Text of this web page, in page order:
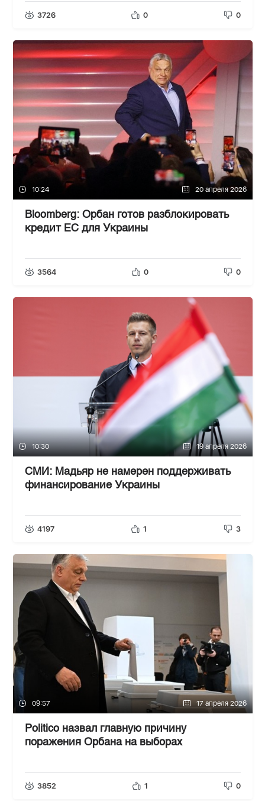
3726 0 0
10:24 20 апреля 2026
Bloomberg: Орбан готов разблокировать
кредит ЕС для Украины
3564 0 0
10:30 19 апреля 2026
СМИ: Мадьяр не намерен поддерживать
финансирование Украины
4197 1 3
09:57 17 апреля 2026
Politico назвал главную причину
поражения Орбана на выборах
3852 1 0